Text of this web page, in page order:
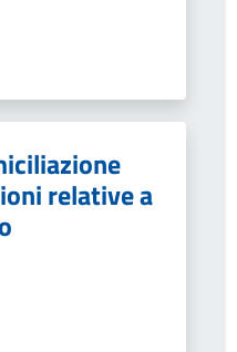
relative a